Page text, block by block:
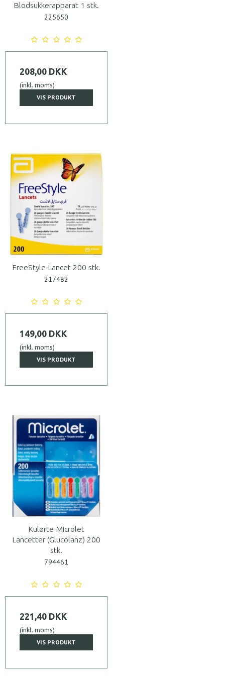
Blodsukkerapparat 1 stk.
225650
208,00 DKK
(inkl. moms)
VIS PRODUKT
FreeStyle Lancet 200 stk.
217482
149,00 DKK
(inkl. moms)
VIS PRODUKT
Kulørte Microlet
Lancetter (Glucolanz) 200
stk.
794461
221,40 DKK
(inkl. moms)
VIS PRODUKT